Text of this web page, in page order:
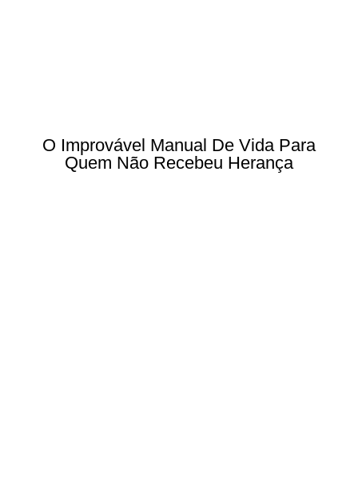
O Improvável Manual De Vida Para
Quem Não Recebeu Herança